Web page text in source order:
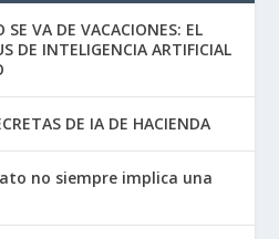
SE VA DE VACACIONES: EL
DE INTELIGENCIA ARTIFICIAL
DE IA DE HACIENDA
no siempre implica una